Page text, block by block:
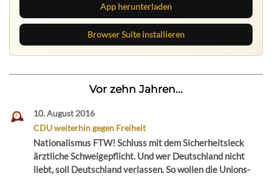
App herunterladen
Browser Suite installieren
Vor zehn Jahren...
10. August 2016
CDU weiterhin gegen Freiheit
Nationalismus FTW! Schluss mit dem Sicherheitsleck
ärztliche Schweigepflicht. Und wer Deutschland nicht
liebt, soll Deutschland verlassen. So wollen die Unions-